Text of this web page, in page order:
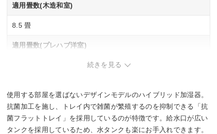
適用畳数(木造和室)
8.5 畳
適用畳数(プレハブ洋室)
5 L
最小運転音
続きを見る
使用する部屋を選ばないデザインモデルのハイブリッド加湿器。
抗菌加工を施し、トレイ内で雑菌が繁殖するのを抑制できる「抗
菌フラットトレイ」を採用しているのが特徴です。給水口が広い
タンクを採用しているため、水タンクも楽にお手入れできます。